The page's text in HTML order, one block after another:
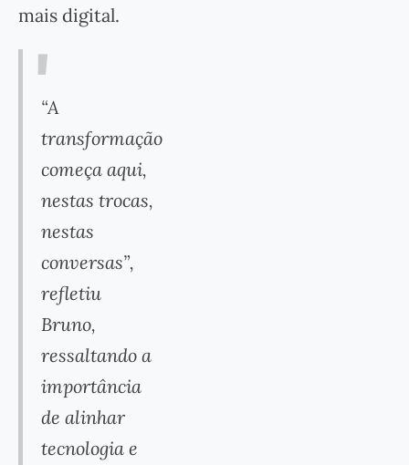
mais digital.
“A
transformação
começa aqui,
nestas trocas,
nestas
conversas”,
refletiu
Bruno,
ressaltando a
importância
de alinhar
tecnologia e